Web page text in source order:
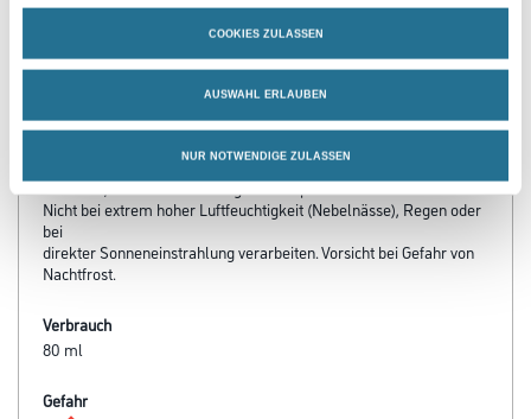
COOKIES ZULASSEN
AUSWAHL ERLAUBEN
NUR NOTWENDIGE ZULASSEN
- Hohe Eindringtiefe
- Schützt Holz vor Feuchtigkeit
Verarbeitungstemp./Luftfeuchte
Material-, Umluft- und Untergrundtemperatur mindestens 5°C.
Nicht bei extrem hoher Luftfeuchtigkeit (Nebelnässe), Regen oder
bei
direkter Sonneneinstrahlung verarbeiten. Vorsicht bei Gefahr von
Nachtfrost.
Verbrauch
80 ml
Gefahr